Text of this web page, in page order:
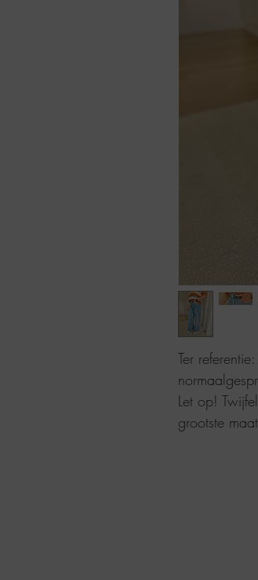
Ter
Let op!
grootste